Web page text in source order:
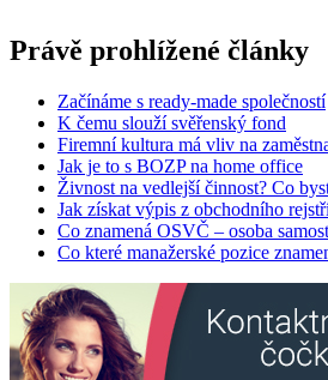
Právě prohlížené články
Začínáme s ready-made společností
K čemu slouží svěřenský fond
Firemní kultura má vliv na
Jak je to s BOZP na home office
Živnost na vedlejší činnost? Co
Jak získat výpis z obchodního
Co znamená OSVČ – osoba
Co které manažerské pozice